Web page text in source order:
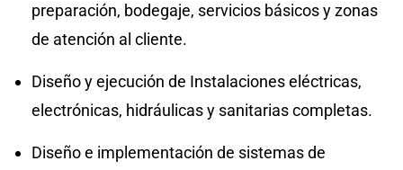
preparación, bodegaje, servicios básicos y zonas
de atención al cliente.
Diseño y ejecución de Instalaciones eléctricas,
electrónicas, hidráulicas y sanitarias completas.
Diseño e implementación de sistemas de